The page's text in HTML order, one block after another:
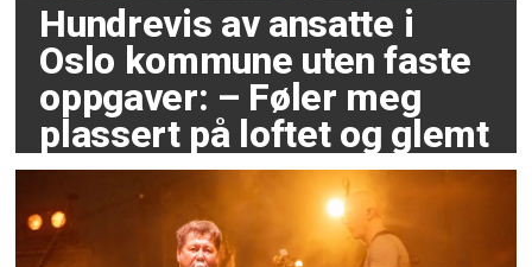
Hundrevis av ansatte i
Oslo kommune uten faste
oppgaver: – Føler meg
plassert på loftet og glemt